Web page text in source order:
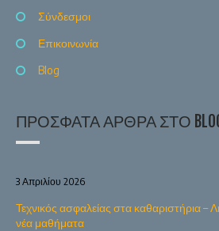
Σύνδεσμοι
Επικοινωνία
Blog
ΠΡΌΣΦΑΤΑ ΆΡΘΡΑ ΣΤΟ
Τεχνικός ασφαλείας στα καθαριστήρια –
νέα μαθήματα
3 Απριλίου 2026